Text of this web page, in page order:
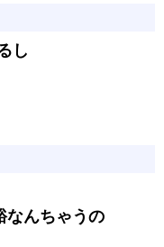
し
なんちゃうの